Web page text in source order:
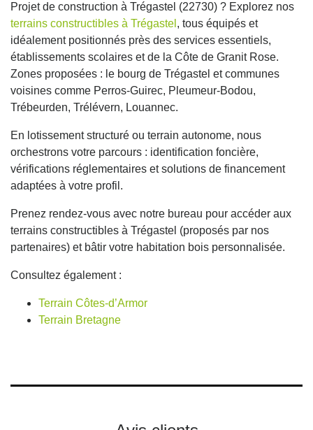
Projet de construction à Trégastel (22730) ? Explorez nos
terrains constructibles à Trégastel , tous équipés et
idéalement positionnés près des services essentiels,
établissements scolaires et de la Côte de Granit Rose.
Zones proposées : le bourg de Trégastel et communes
voisines comme Perros-Guirec, Pleumeur-Bodou,
Trébeurden, Trélévern, Louannec.
En lotissement structuré ou terrain autonome, nous
orchestrons votre parcours : identification foncière,
vérifications réglementaires et solutions de financement
adaptées à votre profil.
Prenez rendez-vous avec notre bureau pour accéder aux
terrains constructibles à Trégastel (proposés par nos
partenaires) et bâtir votre habitation bois personnalisée.
Consultez également :
Terrain Côtes-d’Armor
Terrain Bretagne